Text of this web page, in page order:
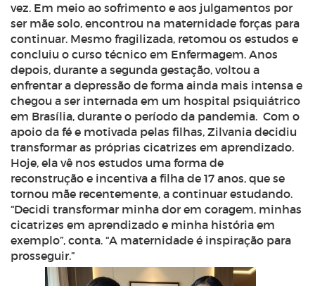
vez. Em meio ao sofrimento e aos julgamentos por
ser mãe solo, encontrou na maternidade forças para
continuar. Mesmo fragilizada, retomou os estudos e
concluiu o curso técnico em Enfermagem. Anos
depois, durante a segunda gestação, voltou a
enfrentar a depressão de forma ainda mais intensa e
chegou a ser internada em um hospital psiquiátrico
em Brasília, durante o período da pandemia. Com o
apoio da fé e motivada pelas filhas, Zilvania decidiu
transformar as próprias cicatrizes em aprendizado.
Hoje, ela vê nos estudos uma forma de
reconstrução e incentiva a filha de 17 anos, que se
tornou mãe recentemente, a continuar estudando.
“Decidi transformar minha dor em coragem, minhas
cicatrizes em aprendizado e minha história em
exemplo”, conta. “A maternidade é inspiração para
prosseguir.”